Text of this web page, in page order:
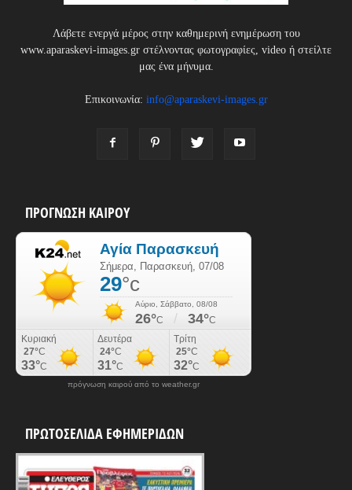
Λάβετε ενεργά μέρος στην καθημερινή ενημέρωση του
www.aparaskevi-images.gr στέλνοντας φωτογραφίες, video ή στείλτε
μας ένα μήνυμα.
Επικοινωνία: info@aparaskevi-images.gr
ΠΡΟΓΝΩΣΗ ΚΑΙΡΟΥ
πρόγνωση καιρού από το weather.gr
ΠΡΩΤΟΣΕΛΙΔΑ ΕΦΗΜΕΡΙΔΩΝ